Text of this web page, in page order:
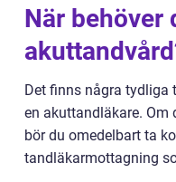
När behöver
Det finns några tydliga
en akuttandläkare. Om
bör du omedelbart ta
tandläkarmottagning